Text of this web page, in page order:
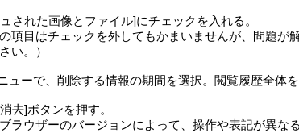
された画像とファイル]にチェックを入れる。
の項目はチェックを外してもかまいませんが、問題が
い。）
ューで、削除する情報の期間を選択。閲覧履歴全体
去]ボタンを押す。
ブラウザーのバージョンによって、操作や表記が異な